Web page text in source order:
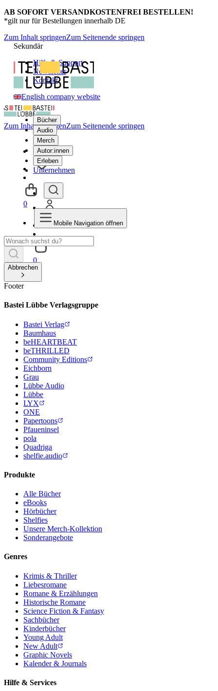
AB SOFORT VERSANDKOSTENFREI BESTELLEN!
*gilt nur für Bestellungen innerhalb DE
Zum Inhalt springenZum Seitenende springen
Sekundär
Hilfe & Support
Newsletter
Kontakt
English company website
Bücher
Audio
Merch
Autor:innen
Erleben
Unternehmen
0
Zum Inhalt springenZum Seitenende springen
0
Mobile Navigation öffnen
Abbrechen
Footer
Bastei Lübbe Verlagsgruppe
Bastei Verlag
Baumhaus
beHEARTBEAT
beTHRILLED
Community Editions
Eichborn
Grau
Lübbe Audio
Lübbe
LYX
ONE
Papertoons
Pfaueninsel
pola
Quadriga
shelfie.audio
Produkte
Alle Bücher
eBooks
Hörbücher
Shelfies
Unsere Merch-Kollektion
Sonderangebote
Genres
Krimis & Thriller
Liebesromane
Romane & Erzählungen
Historische Romane
Science Fiction & Fantasy
Sachbücher
Kinderbücher
Young Adult
New Adult
Graphic Novels
Kalender & Journals
Hilfe & Services